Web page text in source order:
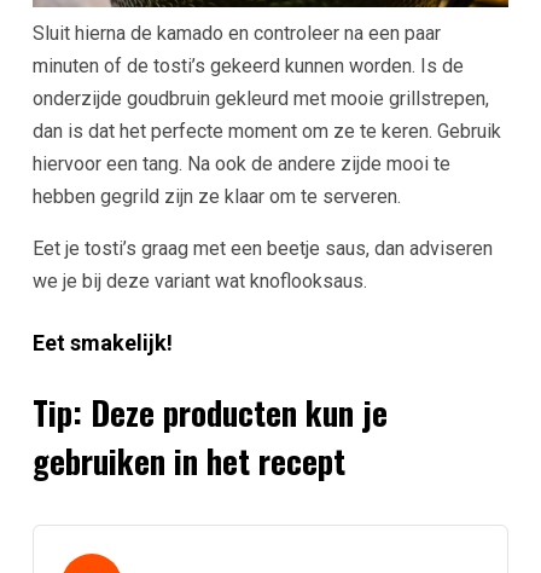
Sluit hierna de kamado en controleer na een paar
minuten of de tosti’s gekeerd kunnen worden. Is de
onderzijde goudbruin gekleurd met mooie grillstrepen,
dan is dat het perfecte moment om ze te keren. Gebruik
hiervoor een tang. Na ook de andere zijde mooi te
hebben gegrild zijn ze klaar om te serveren.
Eet je tosti’s graag met een beetje saus, dan adviseren
we je bij deze variant wat knoflooksaus.
Eet smakelijk!
Tip: Deze producten kun je
gebruiken in het recept